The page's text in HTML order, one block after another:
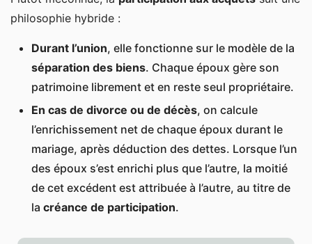
philosophie hybride :
Durant l’union, elle fonctionne sur le modèle de la
séparation des biens. Chaque époux gère son
patrimoine librement et en reste seul propriétaire.
En cas de divorce ou de décès, on calcule
l’enrichissement net de chaque époux durant le
mariage, après déduction des dettes. Lorsque l’un
des époux s’est enrichi plus que l’autre, la moitié
de cet excédent est attribuée à l’autre, au titre de
la créance de participation.